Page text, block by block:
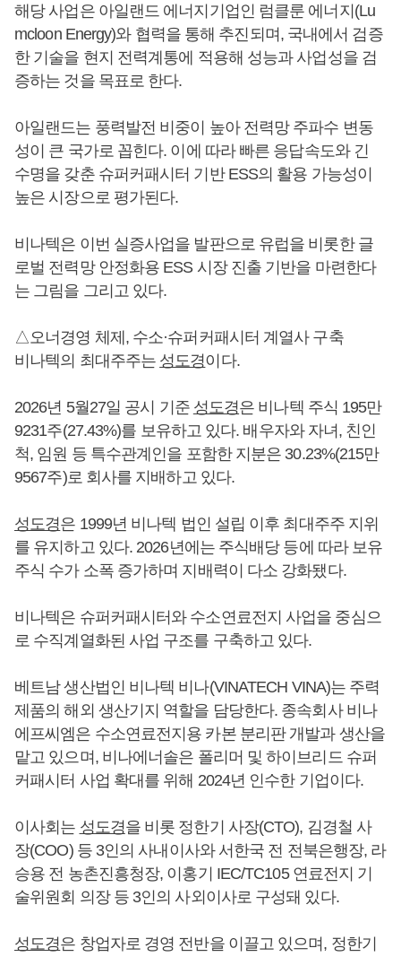
해당 사업은 아일랜드 에너지기업인 럼클룬 에너지(Lu
mcloon Energy)와 협력을 통해 추진되며, 국내에서 검증
한 기술을 현지 전력계통에 적용해 성능과 사업성을 검
증하는 것을 목표로 한다.
아일랜드는 풍력발전 비중이 높아 전력망 주파수 변동
성이 큰 국가로 꼽힌다. 이에 따라 빠른 응답속도와 긴
수명을 갖춘 슈퍼커패시터 기반 ESS의 활용 가능성이
높은 시장으로 평가된다.
비나텍은 이번 실증사업을 발판으로 유럽을 비롯한 글
로벌 전력망 안정화용 ESS 시장 진출 기반을 마련한다
는 그림을 그리고 있다.
△오너경영 체제, 수소·슈퍼커패시터 계열사 구축
비나텍의 최대주주는 성도경이다.
2026년 5월27일 공시 기준 성도경은 비나텍 주식 195만
9231주(27.43%)를 보유하고 있다. 배우자와 자녀, 친인
척, 임원 등 특수관계인을 포함한 지분은 30.23%(215만
9567주)로 회사를 지배하고 있다.
성도경은 1999년 비나텍 법인 설립 이후 최대주주 지위
를 유지하고 있다. 2026년에는 주식배당 등에 따라 보유
주식 수가 소폭 증가하며 지배력이 다소 강화됐다.
비나텍은 슈퍼커패시터와 수소연료전지 사업을 중심으
로 수직계열화된 사업 구조를 구축하고 있다.
베트남 생산법인 비나텍 비나(VINATECH VINA)는 주력
제품의 해외 생산기지 역할을 담당한다. 종속회사 비나
에프씨엠은 수소연료전지용 카본 분리판 개발과 생산을
맡고 있으며, 비나에너솔은 폴리머 및 하이브리드 슈퍼
커패시터 사업 확대를 위해 2024년 인수한 기업이다.
이사회는 성도경을 비롯 정한기 사장(CTO), 김경철 사
장(COO) 등 3인의 사내이사와 서한국 전 전북은행장, 라
승용 전 농촌진흥청장, 이홍기 IEC/TC105 연료전지 기
술위원회 의장 등 3인의 사외이사로 구성돼 있다.
성도경은 창업자로 경영 전반을 이끌고 있으며, 정한기